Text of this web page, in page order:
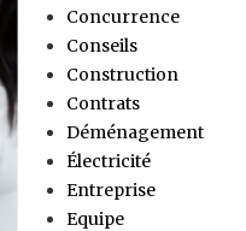
Concurrence
Conseils
Construction
Contrats
Déménagement
Électricité
Entreprise
Equipe